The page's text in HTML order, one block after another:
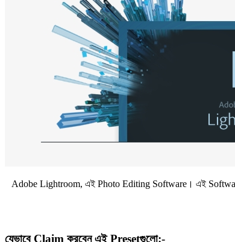
Adobe Lightroom, এই Photo Editing Software। এই
যেভাবে Claim করবেন এই Presetগুলো:-